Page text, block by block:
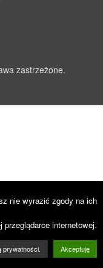
zastrzeżone.
nie wyrazić zgody na ich
internetowej.
prywatności. Akceptuję